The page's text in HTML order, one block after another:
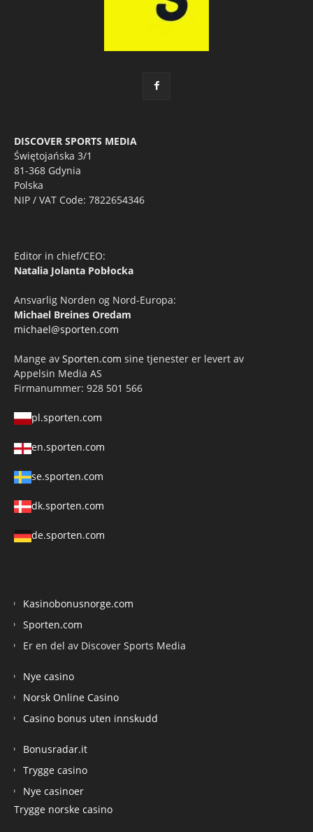
DISCOVER SPORTS MEDIA
Świętojańska 3/1
81-368 Gdynia
Polska
NIP / VAT Code: 7822654346
Editor in chief/CEO:
Natalia Jolanta Pobłocka
Ansvarlig Norden og Nord-Europa:
Michael Breines Oredam
michael@sporten.com
Mange av Sporten.com sine tjenester er levert av
Appelsin Media AS
Firmanummer: 928 501 566
pl.sporten.com
en.sporten.com
se.sporten.com
dk.sporten.com
de.sporten.com
Kasinobonusnorge.com
Sporten.com
Er en del av Discover Sports Media
Nye casino
Norsk Online Casino
Casino bonus uten innskudd
Bonusradar.it
Trygge casino
Nye casinoer
Trygge norske casino